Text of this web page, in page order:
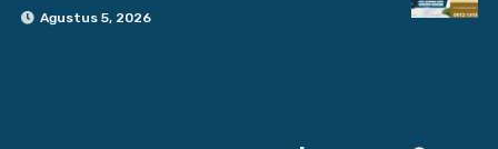
Agustus 5, 2026